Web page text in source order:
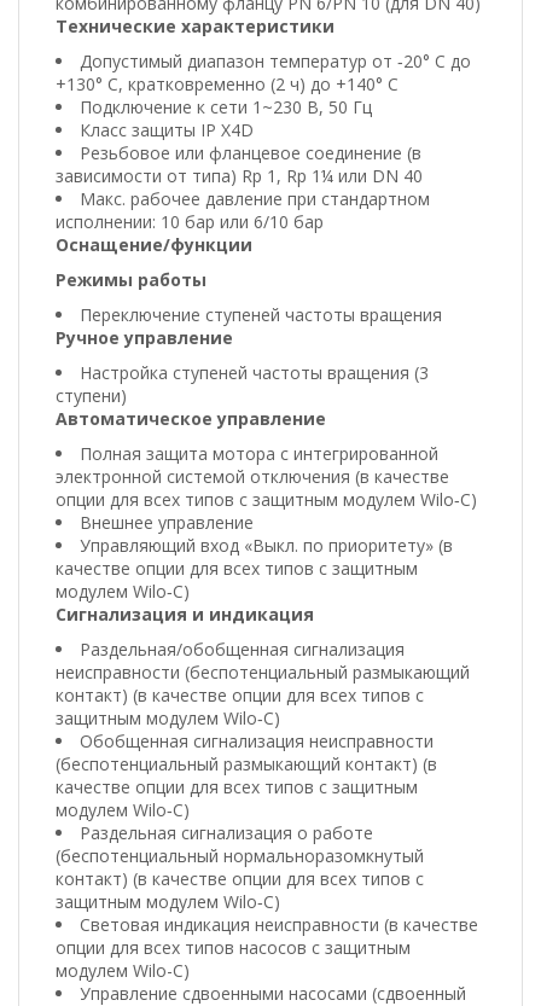
Технические характеристики
Допустимый диапазон температур от ‐20° C до
+130° C, кратковременно (2 ч) до +140° C
Подключение к сети 1~230 В, 50 Гц
Класс защиты IP X4D
Резьбовое или фланцевое соединение (в
зависимости от типа) Rp 1, Rp 1¼ или DN 40
Макс. рабочее давление при стандартном
исполнении: 10 бар или 6/10 бар
Оснащение/функции
Режимы работы
Переключение ступеней частоты вращения
Ручное управление
Настройка ступеней частоты вращения (3
ступени)
Автоматическое управление
Полная защита мотора с интегрированной
электронной системой отключения (в качестве
опции для всех типов с защитным модулем Wilo‐C)
Внешнее управление
Управляющий вход «Выкл. по приоритету» (в
качестве опции для всех типов с защитным
модулем Wilo‐C)
Сигнализация и индикация
Раздельная/обобщенная сигнализация
неисправности (беспотенциальный размыкающий
контакт) (в качестве опции для всех типов с
защитным модулем Wilo‐C)
Обобщенная сигнализация неисправности
(беспотенциальный размыкающий контакт) (в
качестве опции для всех типов с защитным
модулем Wilo‐C)
Раздельная сигнализация о работе
(беспотенциальный нормальноразомкнутый
контакт) (в качестве опции для всех типов с
защитным модулем Wilo‐C)
Световая индикация неисправности (в качестве
опции для всех типов насосов с защитным
модулем Wilo-С)
Управление сдвоенными насосами (сдвоенный